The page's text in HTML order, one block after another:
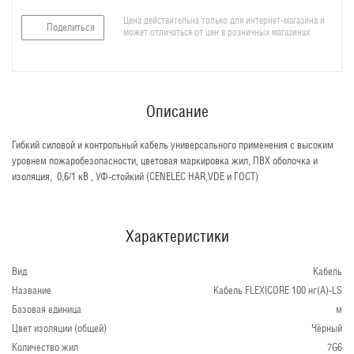
Поделиться
Цена действительна только для интернет-магазина и
может отличаться от цен в розничных магазинах
Описание
Гибкий силовой и контрольный кабель универсального применения c высоким
уровнем пожаробезопасности, цветовая маркировка жил, ПВХ оболочка и
изоляция, 0,6/1 кВ , УФ-стойкий (CENELEC HAR,VDE и ГОСТ)
Характеристики
Вид
Кабель
Название
Кабель FLEXICORE 100 нг(А)-LS
Базовая единица
м
Цвет изоляции (общей)
Чёрный
Количество жил
7G6